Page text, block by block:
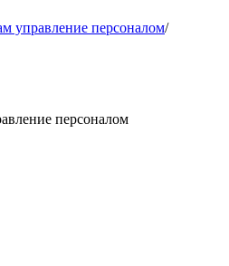
управление персоналом/
персоналом